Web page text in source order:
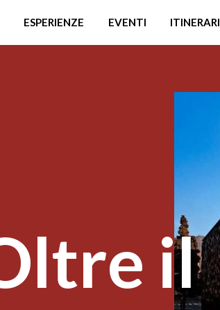
ESPERIENZE EVENTI ITINERARI
il